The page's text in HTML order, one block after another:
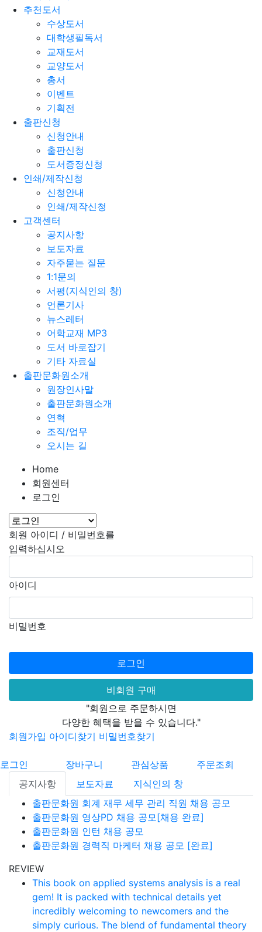
추천도서
수상도서
대학생필독서
교재도서
교양도서
총서
이벤트
기획전
출판신청
신청안내
출판신청
도서증정신청
인쇄/제작신청
신청안내
인쇄/제작신청
고객센터
공지사항
보도자료
자주묻는 질문
1:1문의
서평(지식인의 창)
언론기사
뉴스레터
어학교재 MP3
도서 바로잡기
기타 자료실
출판문화원소개
원장인사말
출판문화원소개
연혁
조직/업무
오시는 길
Home
회원센터
로그인
회원 아이디 / 비밀번호를
입력하십시오
아이디
비밀번호
로그인
비회원 구매
"회원으로 주문하시면
다양한 혜택을 받을 수 있습니다."
회원가입 아이디찾기 비밀번호찾기
로그인 장바구니 관심상품
주문조회
공지사항
보도자료
지식인의 창
출판문화원 회계 재무 세무 관리 직원 채용 공모
출판문화원 영상PD 채용 공모[채용 완료]
출판문화원 인턴 채용 공모
출판문화원 경력직 마케터 채용 공모 [완료]
REVIEW
This book on applied systems analysis is a real
gem! It is packed with technical details yet
incredibly welcoming to newcomers and the
simply curious. The blend of fundamental theory